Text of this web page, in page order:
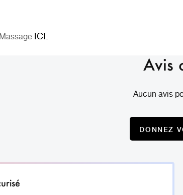
ICI.
Avis
Aucun avis
DONNEZ